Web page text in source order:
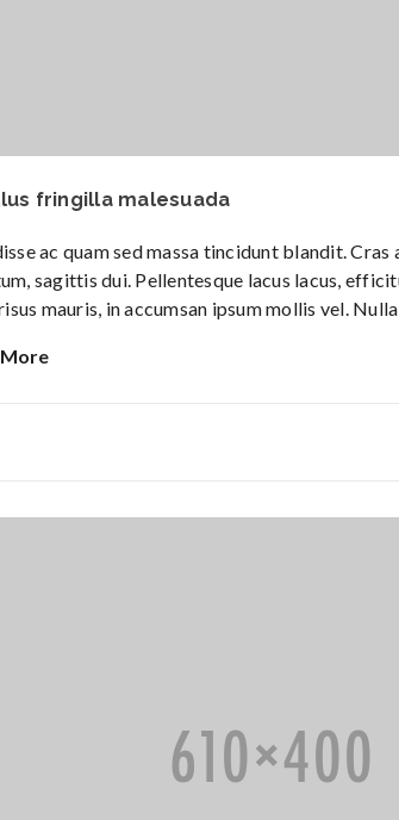
fringilla malesuada
ac quam sed massa tincidunt blandit.
sagittis dui. Pellentesque lacus lacus,
mauris, in accumsan ipsum mollis vel.